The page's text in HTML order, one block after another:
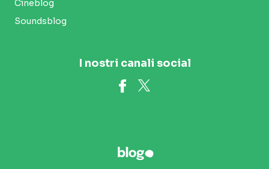
Cineblog
Soundsblog
I nostri canali social